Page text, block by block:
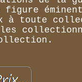
figure
toute